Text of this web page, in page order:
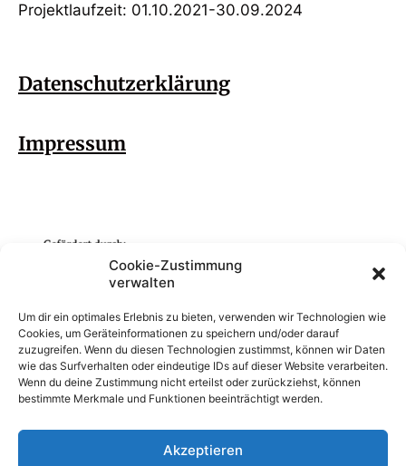
Cookie-Zustimmung
verwalten
Um dir ein optimales Erlebnis zu bieten, verwenden wir Technologien wie
Cookies, um Geräteinformationen zu speichern und/oder darauf
zuzugreifen. Wenn du diesen Technologien zustimmst, können wir Daten
wie das Surfverhalten oder eindeutige IDs auf dieser Website verarbeiten.
Wenn du deine Zustimmung nicht erteilst oder zurückziehst, können
bestimmte Merkmale und Funktionen beeinträchtigt werden.
Akzeptieren
Projektlaufzeit: 01.10.2021-30.09.2024
Datenschutzerklärung
Impressum